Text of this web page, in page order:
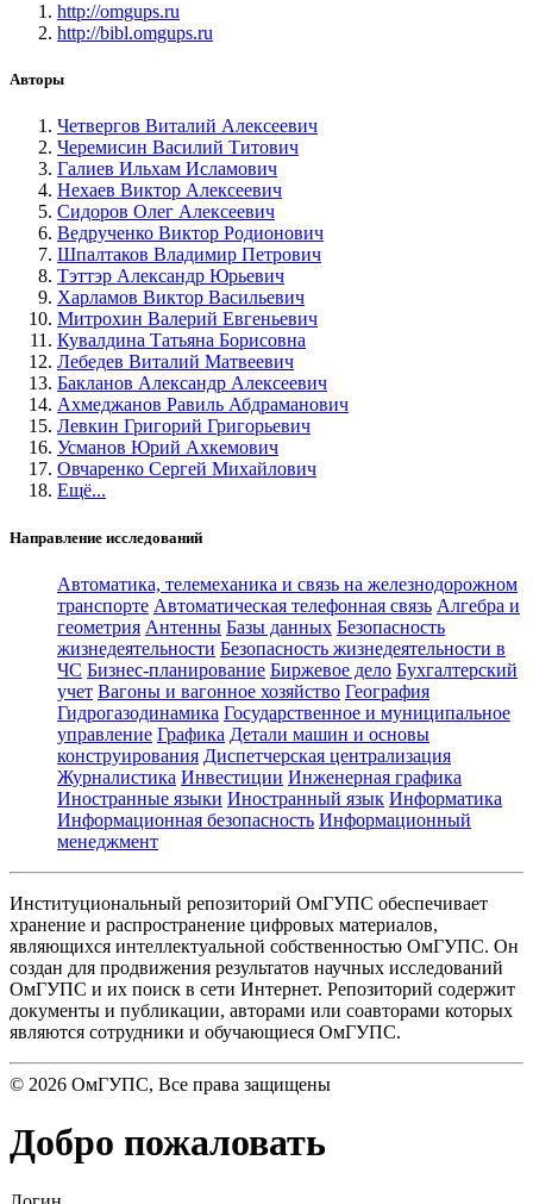
http://omgups.ru
http://bibl.omgups.ru
Авторы
Четвергов Виталий Алексеевич
Черемисин Василий Титович
Галиев Ильхам Исламович
Нехаев Виктор Алексеевич
Сидоров Олег Алексеевич
Ведрученко Виктор Родионович
Шпалтаков Владимир Петрович
Тэттэр Александр Юрьевич
Харламов Виктор Васильевич
Митрохин Валерий Евгеньевич
Кувалдина Татьяна Борисовна
Лебедев Виталий Матвеевич
Бакланов Александр Алексеевич
Ахмеджанов Равиль Абдраманович
Левкин Григорий Григорьевич
Усманов Юрий Ахкемович
Овчаренко Сергей Михайлович
Ещё...
Направление исследований
Автоматика, телемеханика и связь на железнодорожном
транспорте Автоматическая телефонная связь Алгебра и
геометрия Антенны Базы данных Безопасность
жизнедеятельности Безопасность жизнедеятельности в
ЧС Бизнес-планирование Биржевое дело Бухгалтерский
учет Вагоны и вагонное хозяйство География
Гидрогазодинамика Государственное и муниципальное
управление Графика Детали машин и основы
конструирования Диспетчерская централизация
Журналистика Инвестиции Инженерная графика
Иностранные языки Иностранный язык Информатика
Информационная безопасность Информационный
менеджмент
Институциональный репозиторий ОмГУПС обеспечивает
хранение и распространение цифровых материалов,
являющихся интеллектуальной собственностью ОмГУПС. Он
создан для продвижения результатов научных исследований
ОмГУПС и их поиск в сети Интернет. Репозиторий содержит
документы и публикации, авторами или соавторами которых
являются сотрудники и обучающиеся ОмГУПС.
© 2026 ОмГУПС, Все права защищены
Добро пожаловать